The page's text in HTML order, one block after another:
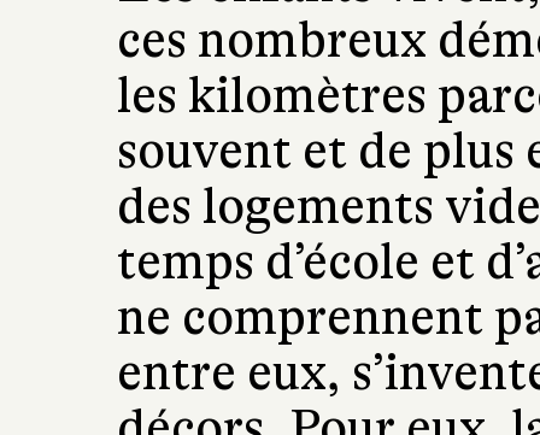
ces nombreux
les kilomètres
souvent et de plus
des logements
temps d’école et
ne comprennent
entre eux,